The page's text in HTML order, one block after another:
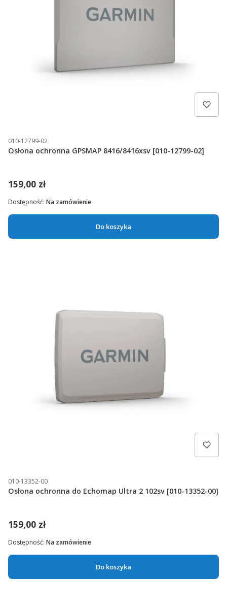
010-12799-02
Osłona ochronna GPSMAP 8416/8416xsv [010-12799-02]
159,00 zł
Do koszyka
Dostępność: Na zamówienie
010-13352-00
Osłona ochronna do Echomap Ultra 2 102sv [010-13352-00]
159,00 zł
Do koszyka
Dostępność: Na zamówienie